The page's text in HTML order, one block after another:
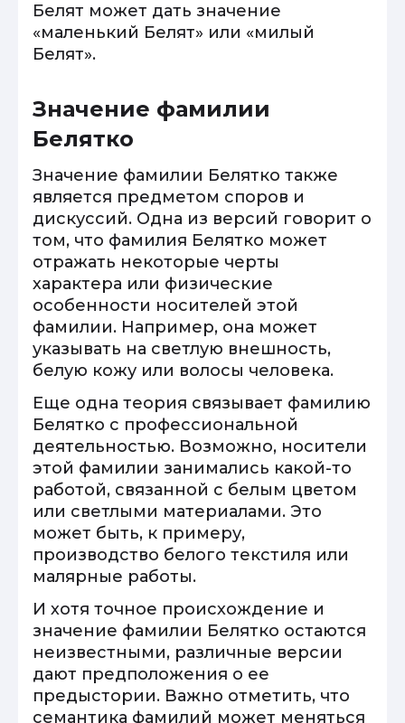
Белят может дать значение
«маленький Белят» или «милый
Белят».
Значение фамилии
Белятко
Значение фамилии Белятко также
является предметом споров и
дискуссий. Одна из версий говорит о
том, что фамилия Белятко может
отражать некоторые черты
характера или физические
особенности носителей этой
фамилии. Например, она может
указывать на светлую внешность,
белую кожу или волосы человека.
Еще одна теория связывает фамилию
Белятко с профессиональной
деятельностью. Возможно, носители
этой фамилии занимались какой-то
работой, связанной с белым цветом
или светлыми материалами. Это
может быть, к примеру,
производство белого текстиля или
малярные работы.
И хотя точное происхождение и
значение фамилии Белятко остаются
неизвестными, различные версии
дают предположения о ее
предыстории. Важно отметить, что
семантика фамилий может меняться